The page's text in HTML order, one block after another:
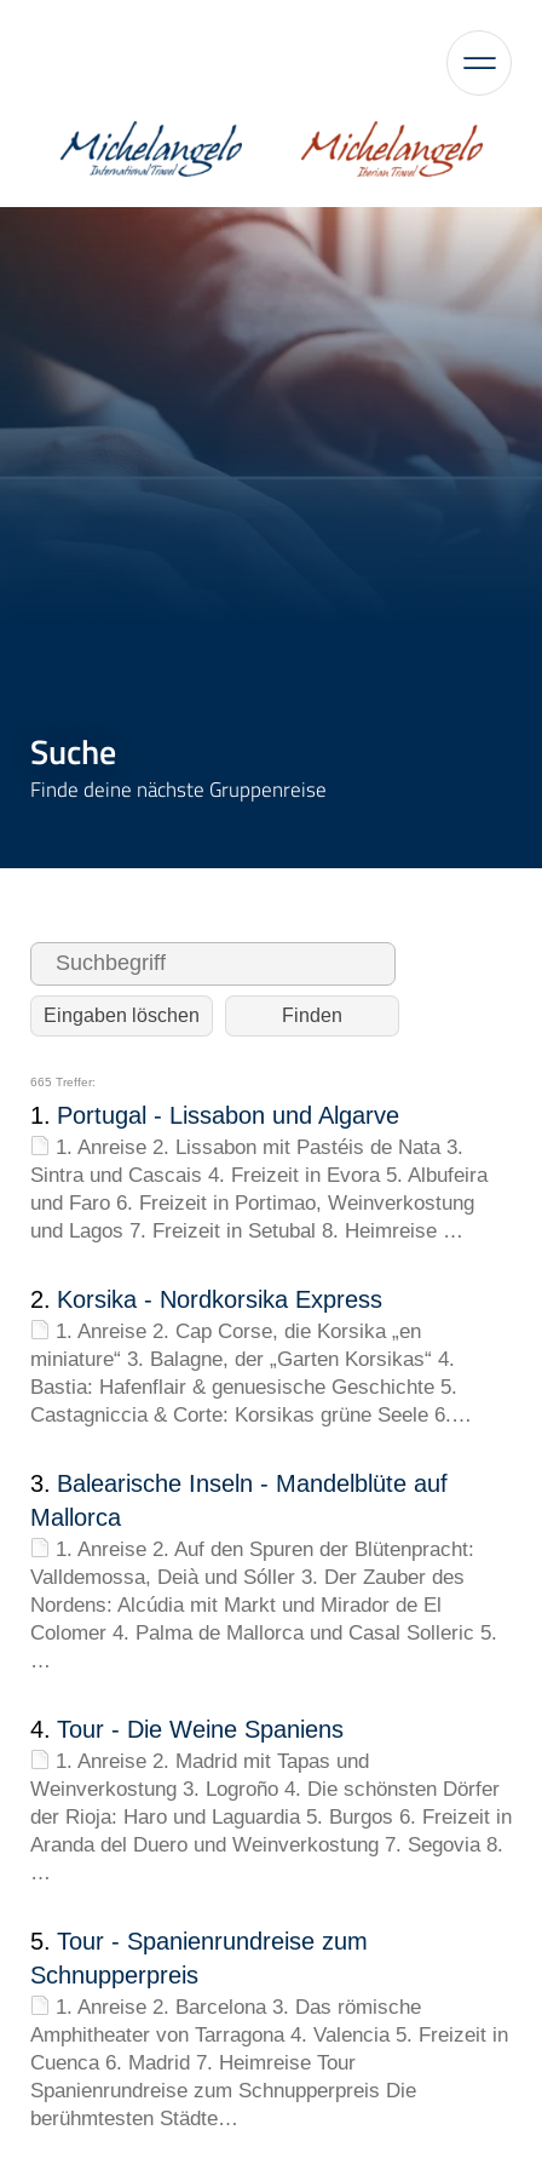
Suche
Finde deine nächste Gruppenreise
Eingaben löschen
665 Treffer:
1. Portugal - Lissabon und Algarve
1. Anreise 2. Lissabon mit Pastéis de Nata 3.
Sintra und Cascais 4. Freizeit in Evora 5. Albufeira
und Faro 6. Freizeit in Portimao, Weinverkostung
und Lagos 7. Freizeit in Setubal 8. Heimreise …
2. Korsika - Nordkorsika Express
1. Anreise 2. Cap Corse, die Korsika „en
miniature“ 3. Balagne, der „Garten Korsikas“ 4.
Bastia: Hafenflair & genuesische Geschichte 5.
Castagniccia & Corte: Korsikas grüne Seele 6.…
3. Balearische Inseln - Mandelblüte auf
Mallorca
1. Anreise 2. Auf den Spuren der Blütenpracht:
Valldemossa, Deià und Sóller 3. Der Zauber des
Nordens: Alcúdia mit Markt und Mirador de El
Colomer 4. Palma de Mallorca und Casal Solleric 5.
…
4. Tour - Die Weine Spaniens
1. Anreise 2. Madrid mit Tapas und
Weinverkostung 3. Logroño 4. Die schönsten Dörfer
der Rioja: Haro und Laguardia 5. Burgos 6. Freizeit in
Aranda del Duero und Weinverkostung 7. Segovia 8.
…
5. Tour - Spanienrundreise zum
Schnupperpreis
1. Anreise 2. Barcelona 3. Das römische
Amphitheater von Tarragona 4. Valencia 5. Freizeit in
Cuenca 6. Madrid 7. Heimreise Tour
Spanienrundreise zum Schnupperpreis Die
berühmtesten Städte…